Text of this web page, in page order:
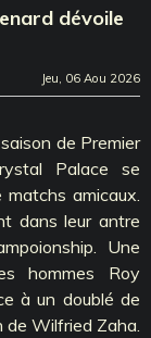
dévoile
Jeu, 06 Aou 2026
de Premier
Palace se
amicaux.
dans leur antre
Une
hommes Roy
à un doublé de
Wilfried Zaha.